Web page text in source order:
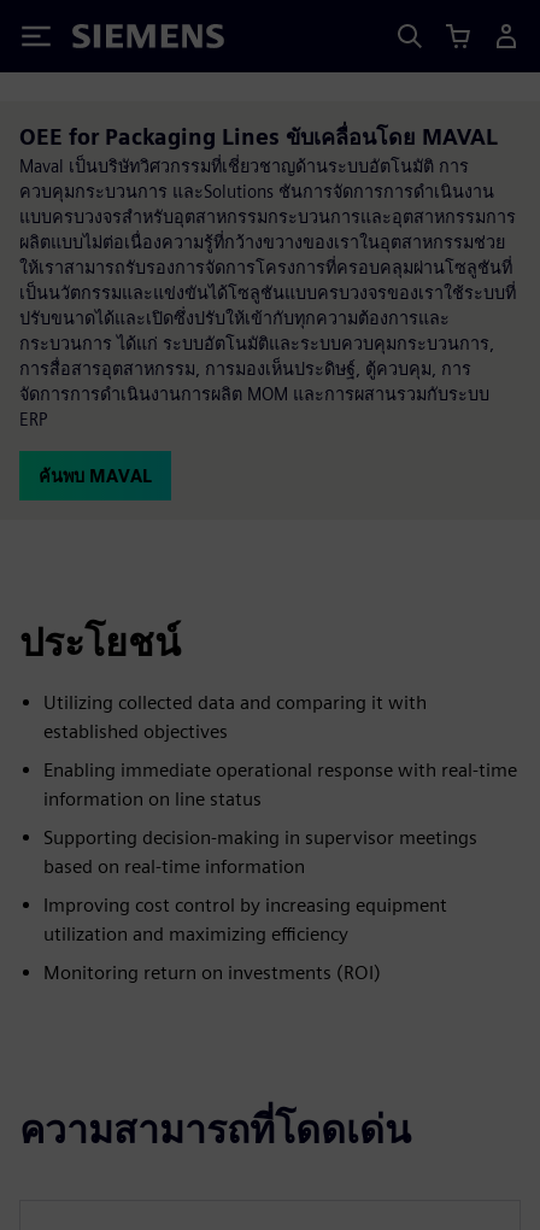
Siemens
OEE for Packaging Lines ขับเคลื่อนโดย MAVAL
Maval เป็นบริษัทวิศวกรรมที่เชี่ยวชาญด้านระบบอัตโนมัติ การ
ควบคุมกระบวนการ และSolutions ชันการจัดการการดำเนินงาน
แบบครบวงจรสำหรับอุตสาหกรรมกระบวนการและอุตสาหกรรมการ
ผลิตแบบไม่ต่อเนื่องความรู้ที่กว้างขวางของเราในอุตสาหกรรมช่วย
ให้เราสามารถรับรองการจัดการโครงการที่ครอบคลุมผ่านโซลูชันที่
เป็นนวัตกรรมและแข่งขันได้โซลูชันแบบครบวงจรของเราใช้ระบบที่
ปรับขนาดได้และเปิดซึ่งปรับให้เข้ากับทุกความต้องการและ
กระบวนการ ได้แก่ ระบบอัตโนมัติและระบบควบคุมกระบวนการ,
การสื่อสารอุตสาหกรรม, การมองเห็นประดิษฐ์, ตู้ควบคุม, การ
จัดการการดำเนินงานการผลิต MOM และการผสานรวมกับระบบ
ERP
ค้นพบ MAVAL
ประโยชน์
Utilizing collected data and comparing it with
established objectives
Enabling immediate operational response with real-time
information on line status
Supporting decision-making in supervisor meetings
based on real-time information
Improving cost control by increasing equipment
utilization and maximizing efficiency
Monitoring return on investments (ROI)
ความสามารถที่โดดเด่น